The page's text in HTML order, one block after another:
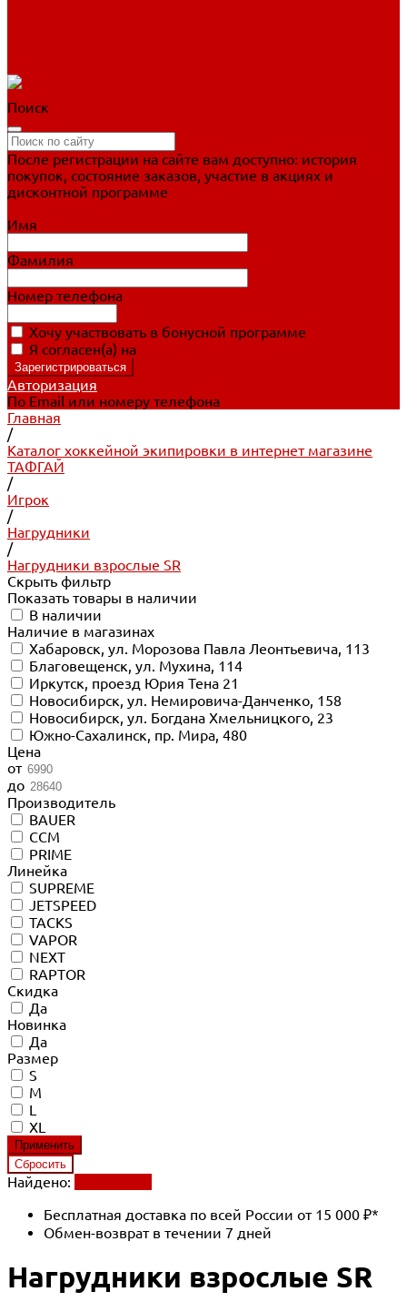
Поиск
После регистрации на сайте вам доступно: история
покупок, состояние заказов, участие в акциях и
дисконтной программе
Имя
Фамилия
Номер телефона
Хочу участвовать в бонусной программе
Я согласен(а) на
Авторизация
По Email или номеру телефона
Главная
/
Каталог хоккейной экипировки в интернет магазине
ТАФГАЙ
/
Игрок
/
Нагрудники
/
Нагрудники взрослые SR
Скрыть фильтр
Показать товары в наличии
В наличии
Наличие в магазинах
Хабаровск, ул. Морозова Павла Леонтьевича, 113
Благовещенск, ул. Мухина, 114
Иркутск, проезд Юрия Тена 21
Новосибирск, ул. Немировича-Данченко, 158
Новосибирск, ул. Богдана Хмельницкого, 23
Южно-Сахалинск, пр. Мира, 480
Цена
от
до
Производитель
BAUER
CCM
PRIME
Линейка
SUPREME
JETSPEED
TACKS
VAPOR
NEXT
RAPTOR
Скидка
Да
Новинка
Да
Размер
S
M
L
XL
Найдено:
Бесплатная доставка по всей России от 15 000 ₽*
Обмен-возврат в течении 7 дней
Нагрудники взрослые SR